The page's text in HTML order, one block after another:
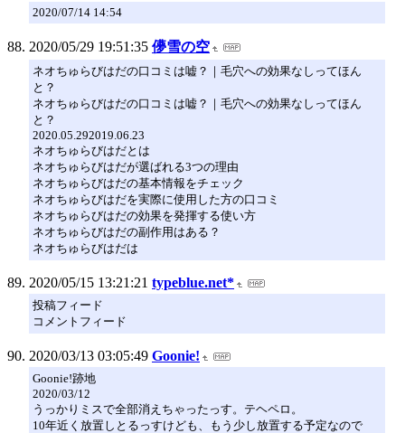
2020/07/14 14:54
2020/05/29 19:51:35 儚雪の空
ネオちゅらびはだの口コミは嘘？｜毛穴への効果なしってほん
と？
ネオちゅらびはだの口コミは嘘？｜毛穴への効果なしってほん
と？
2020.05.292019.06.23
ネオちゅらびはだとは
ネオちゅらびはだが選ばれる3つの理由
ネオちゅらびはだの基本情報をチェック
ネオちゅらびはだを実際に使用した方の口コミ
ネオちゅらびはだの効果を発揮する使い方
ネオちゅらびはだの副作用はある？
ネオちゅらびはだは
2020/05/15 13:21:21 typeblue.net*
投稿フィード
コメントフィード
2020/03/13 03:05:49 Goonie!
Goonie!跡地
2020/03/12
うっかりミスで全部消えちゃったっす。テヘペロ。
10年近く放置しとるっすけども、もう少し放置する予定なので